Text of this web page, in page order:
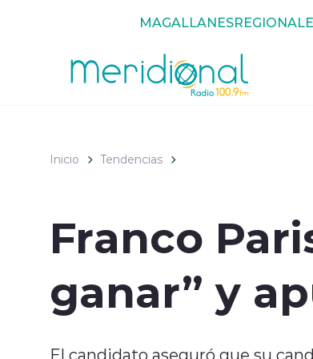
MAGALLANES
Inicio Tendencias
Franco
ganar” y
El candidato aseguró que su